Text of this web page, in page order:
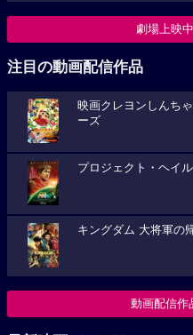
劇場上映
注目の動画配信作品
映画クレヨンしんち
ーズ
プロジェクト・ヘイ
キングダム 大将軍の
動画配信作